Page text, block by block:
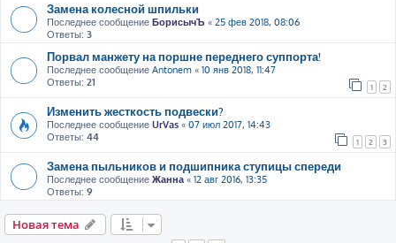
Замена колесной шпильки
Последнее сообщение БорисычЪ « 25 фев 2018, 08:06
Ответы: 3
Порвал манжету на поршне переднего суппорта!
Последнее сообщение Antonem « 10 янв 2018, 11:47
Ответы: 21 1 2
Изменить жесткость подвески?
Последнее сообщение UrVas « 07 июл 2017, 14:43
Ответы: 44 1 2 3
Замена пыльников и подшипника ступицы спереди
Последнее сообщение Жанна« 12 авг 2016, 13:35
Ответы: 9
Новая тема